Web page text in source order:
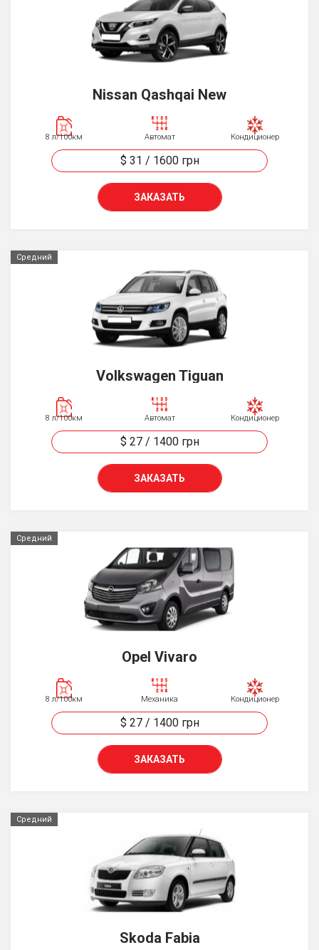
Nissan Qashqai New
8 л/100км Автомат Кондиционер
$ 31 / 1600 грн
ЗАКАЗАТЬ
Средний
Volkswagen Tiguan
8 л/100км Автомат Кондиционер
$ 27/ 1400 грн
ЗАКАЗАТЬ
Средний
Opel Vivaro
8 л/100км Механика Кондиционер
$ 27/ 1400 грн
ЗАКАЗАТЬ
Средний
Skoda Fabia